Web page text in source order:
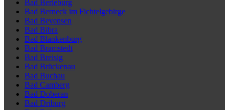
Bad Berleburg
Bad Berneck im Fichtelgebirge
Bad Bevensen
Bad Bibra
Bad Blankenburg
Bad Bramstedt
Bad Breisig
Bad Brückenau
Bad Buchau
Bad Camberg
Bad Doberan
Bad Driburg